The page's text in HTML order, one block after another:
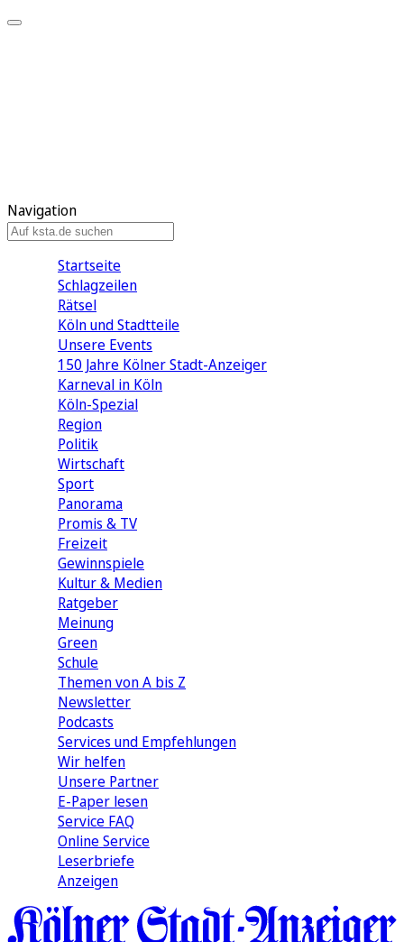
Navigation
Startseite
Schlagzeilen
Rätsel
Köln und Stadtteile
Unsere Events
150 Jahre Kölner Stadt-Anzeiger
Karneval in Köln
Köln-Spezial
Region
Politik
Wirtschaft
Sport
Panorama
Promis & TV
Freizeit
Gewinnspiele
Kultur & Medien
Ratgeber
Meinung
Green
Schule
Themen von A bis Z
Newsletter
Podcasts
Services und Empfehlungen
Wir helfen
Unsere Partner
E-Paper lesen
Service FAQ
Online Service
Leserbriefe
Anzeigen